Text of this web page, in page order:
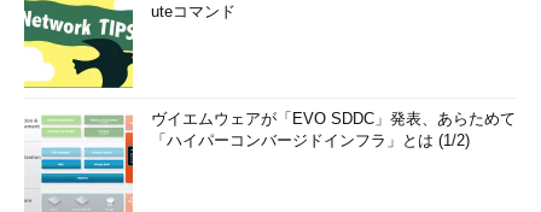
uteコマンド
ヴイエムウェアが「EVO SDDC」発表、あらためて
「ハイパーコンバージドインフラ」とは (1/2)